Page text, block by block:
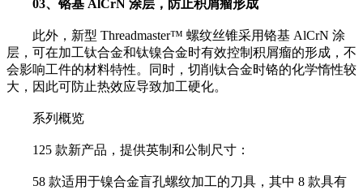
03、铬基 AlCrN 涂层，防止积屑瘤形成
此外，新型 Threadmaster™ 螺纹丝锥采用铬基 AlCrN 涂
层，可在加工钛合金和钛镍合金时有效控制积屑瘤的形成，不
会影响工件的材料特性。同时，切削钛合金时铬的化学惰性较
大，因此可防止热效应导致加工硬化。
系列概览
125 款新产品，提供英制和公制尺寸：
58 款适用于镍合金盲孔螺纹加工的刀具，其中 8 款具有